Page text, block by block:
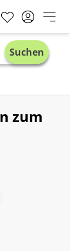
Suchen
zum